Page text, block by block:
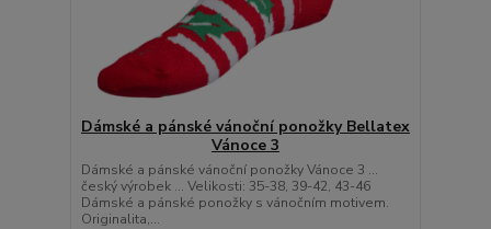
Dámské a pánské vánoční ponožky Bellatex
Vánoce 3
Dámské a pánské vánoční ponožky Vánoce 3 ...
český výrobek ... Velikosti: 35-38, 39-42, 43-46
Dámské a pánské ponožky s vánočním motivem.
Originalita,...